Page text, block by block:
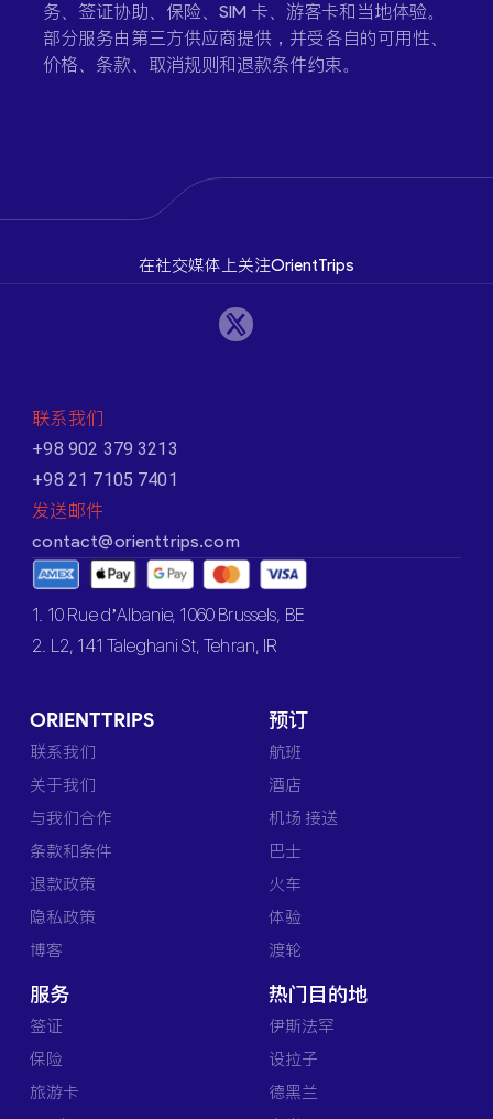
务、签证协助、保险、SIM 卡、游客卡和当地体验。
部分服务由第三方供应商提供，并受各自的可用性、
价格、条款、取消规则和退款条件约束。
在社交媒体上关注OrientTrips
联系我们
+98 902 379 3213
+98 21 7105 7401
发送邮件
contact@orienttrips.com
1. 10 Rue d’Albanie, 1060 Brussels, BE
2. L2, 141 Taleghani St, Tehran, IR
ORIENTTRIPS
联系我们
关于我们
与我们合作
条款和条件
退款政策
隐私政策
博客
预订
航班
酒店
机场 接送
巴士
火车
体验
渡轮
服务
签证
保险
旅游卡
热门目的地
伊斯法罕
设拉子
德黑兰